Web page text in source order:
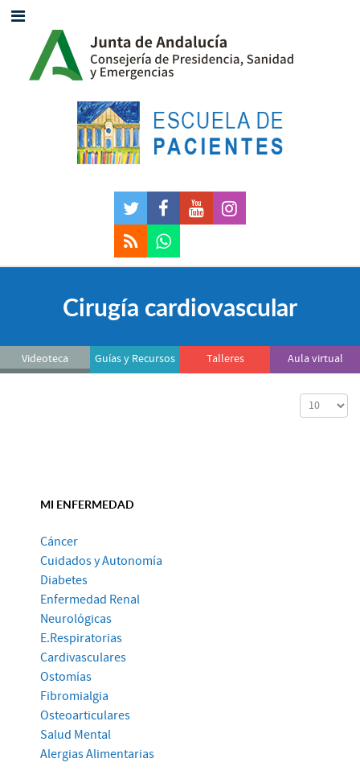
Cirugía cardiovascular
Videoteca Guías y Recursos Talleres Aula virtual
Cantidad
MI ENFERMEDAD
Cáncer
Cuidados y Autonomía
Diabetes
Enfermedad Renal
Neurológicas
E.Respiratorias
Cardivasculares
Ostomías
Fibromialgia
Osteoarticulares
Salud Mental
Alergias Alimentarias